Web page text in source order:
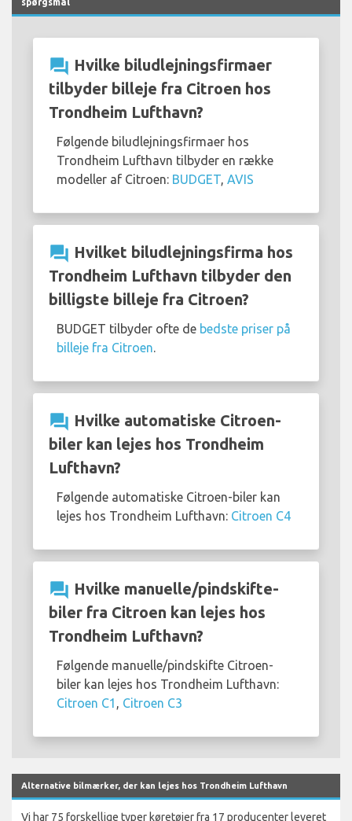
question_answer Hvilke biludlejningsfirmaer
tilbyder billeje fra Citroen hos
Trondheim Lufthavn?
Følgende biludlejningsfirmaer hos
Trondheim Lufthavn tilbyder en række
modeller af Citroen: BUDGET, AVIS
question_answer Hvilket biludlejningsfirma hos
Trondheim Lufthavn tilbyder den
billigste billeje fra Citroen?
BUDGET tilbyder ofte de bedste priser på
billeje fra Citroen.
question_answer Hvilke automatiske Citroen-
biler kan lejes hos Trondheim
Lufthavn?
Følgende automatiske Citroen-biler kan
lejes hos Trondheim Lufthavn: Citroen C4
question_answer Hvilke manuelle/pindskifte-
biler fra Citroen kan lejes hos
Trondheim Lufthavn?
Følgende manuelle/pindskifte Citroen-
biler kan lejes hos Trondheim Lufthavn:
Citroen C1 , Citroen C3
Alternative bilmærker, der kan lejes hos Trondheim Lufthavn
Vi har 75 forskellige typer køretøjer fra 17 producenter leveret